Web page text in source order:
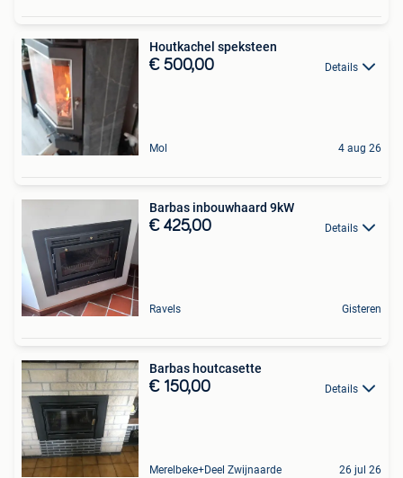
Houtkachel speksteen
€ 500,00 Details
Mol 4 aug 26
Barbas inbouwhaard 9kW
€ 425,00 Details
Ravels Gisteren
Barbas houtcasette
€ 150,00 Details
Merelbeke+Deel Zwijnaarde 26 jul 26